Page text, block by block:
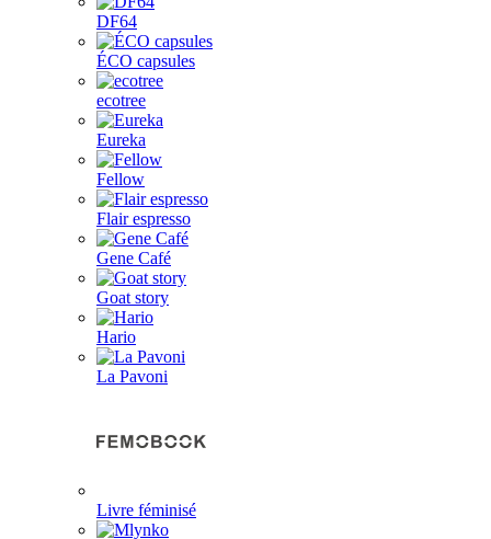
DF64
ÉCO capsules
ecotree
Eureka
Fellow
Flair espresso
Gene Café
Goat story
Hario
La Pavoni
Livre féminisé